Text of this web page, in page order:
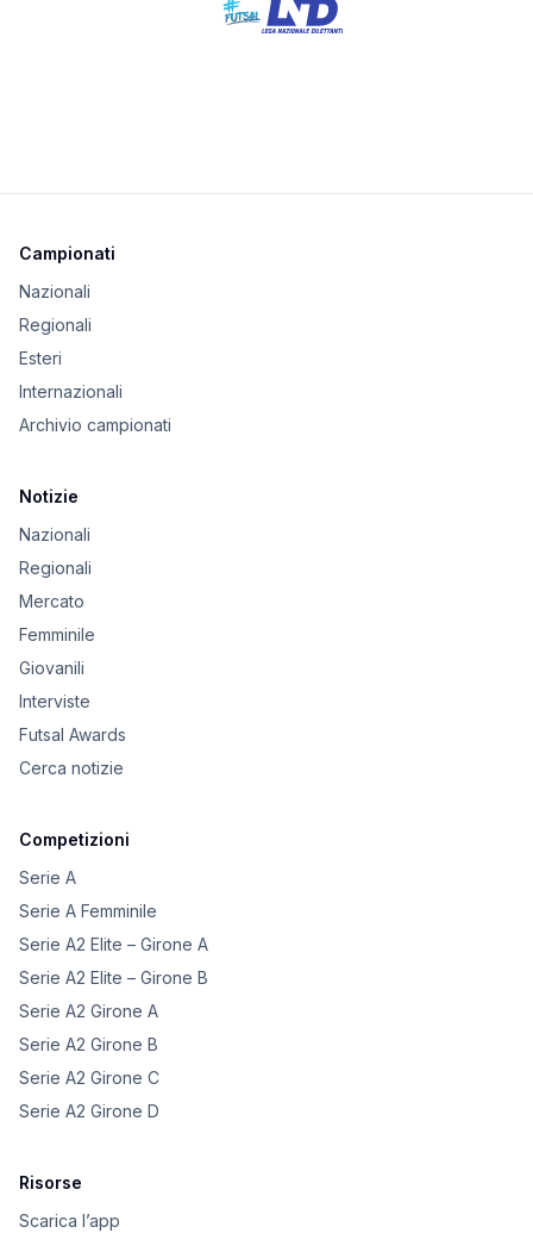
Campionati
Nazionali
Regionali
Esteri
Internazionali
Archivio campionati
Notizie
Nazionali
Regionali
Mercato
Femminile
Giovanili
Interviste
Futsal Awards
Cerca notizie
Competizioni
Serie A
Serie A Femminile
Serie A2 Elite – Girone A
Serie A2 Elite – Girone B
Serie A2 Girone A
Serie A2 Girone B
Serie A2 Girone C
Serie A2 Girone D
Risorse
Scarica l’app